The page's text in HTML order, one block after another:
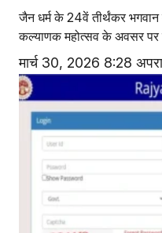
जैन धर्म के 24वें तीर्थंकर
कल्याणक महोत्सव के अवसर पर
मार्च 30, 2026 8:28